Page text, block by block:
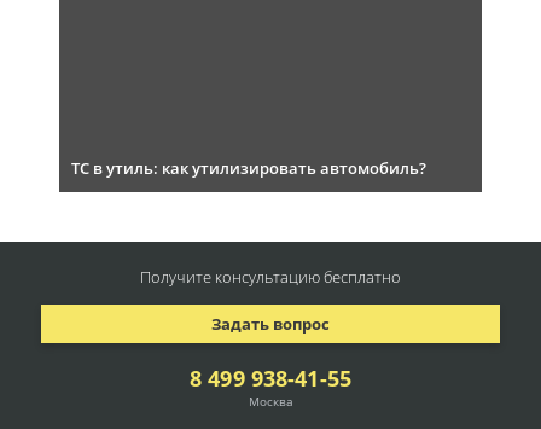
ТС в утиль: как утилизировать автомобиль?
8 499 938-41-55
Москва
Задать вопрос
Получите консультациюбесплатно